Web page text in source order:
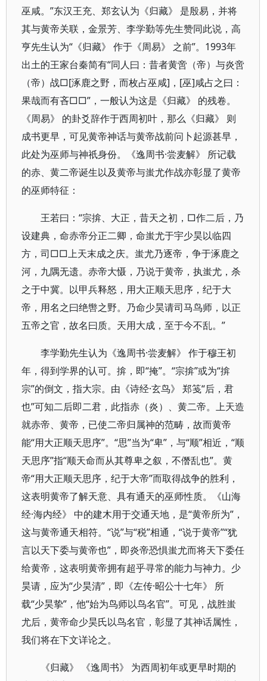
巫咸。”东汉王充、郑玄认为《归藏》 是殷易，并将
其与黄帝关联，金景芳、李学勤等先生赞同此说，高
亨先生认为“《归藏》 作于《周易》 之前”。1993年
出土的王家台秦简有“同人曰：昔者黄啻（帝）与炎啻
（帝）战□[涿鹿之野，而枚占巫咸]，[巫]咸占之曰：
果哉而有吝□□”，一般认为这是《归藏》 的残卷。
《周易》 的卦爻辞作于西周初叶，那么《归藏》 则
成书更早，可见黄帝神话与黄帝战前问卜起源甚早，
此处为巫师与神祇身份。《逸周书·尝麦解》 所记载
的赤、黄二帝诞生以及黄帝与蚩尤作战亦彰显了黄帝
的巫师特征：
王若曰：“宗揜、大正，昔天之初，□作二后，乃
设建典，命赤帝分正二卿，命蚩尤于宇少昊以临四
方，司□□上天末成之庆。蚩尤乃逐帝，争于涿鹿之
河，九隅无遗。赤帝大慑，乃说于黄帝，执蚩尤，杀
之于中冀。以甲兵释怒，用大正顺天思序，纪于大
帝，用名之曰绝辔之野。乃命少昊请司马鸟师，以正
五帝之官，故名曰质。天用大成，至于今不乱。”
李学勤先生认为《逸周书·尝麦解》 作于穆王初
年，得到学界的认可。揜，即“掩”。“宗揜”或为“揜
宗”的倒文，指大宗。由《诗经·玄鸟》 郑笺“后，君
也”可知二后即二君，此指赤（炎）、黄二帝。上天造
就赤帝、黄帝，已使二帝归属神的范畴，故而黄帝
能“用大正顺天思序”。“思”当为“卑”，与“顺”相近，“顺
天思序”指“顺天命而从其尊卑之叙，不僭乱也”。黄
帝“用大正顺天思序，纪于大帝”而取得战争的胜利，
这表明黄帝了解天意、具有通天的巫师性质。《山海
经·海内经》 中的建木用于交通天地，是“黄帝所为”，
这与黄帝通天相符。“说”与“税”相通，“说于黄帝”“犹
言以天下委与黄帝也”，即炎帝恐惧蚩尤而将天下委任
给黄帝，这表明黄帝拥有超乎寻常的能力与神力。少
昊请，应为“少昊清”，即《左传·昭公十七年》 所
载“少昊挚”，他“始为鸟师以鸟名官”。可见，战胜蚩
尤后，黄帝命少昊氏以鸟名官，彰显了其神话属性，
我们将在下文详论之。
《归藏》 《逸周书》 为西周初年或更早时期的